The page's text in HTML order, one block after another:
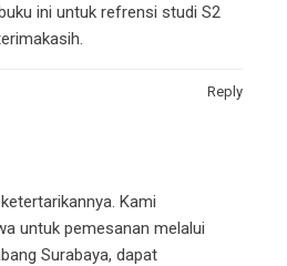
ini untuk refrensi studi S2
Reply
Kami
untuk pemesanan melalui
Surabaya, dapat